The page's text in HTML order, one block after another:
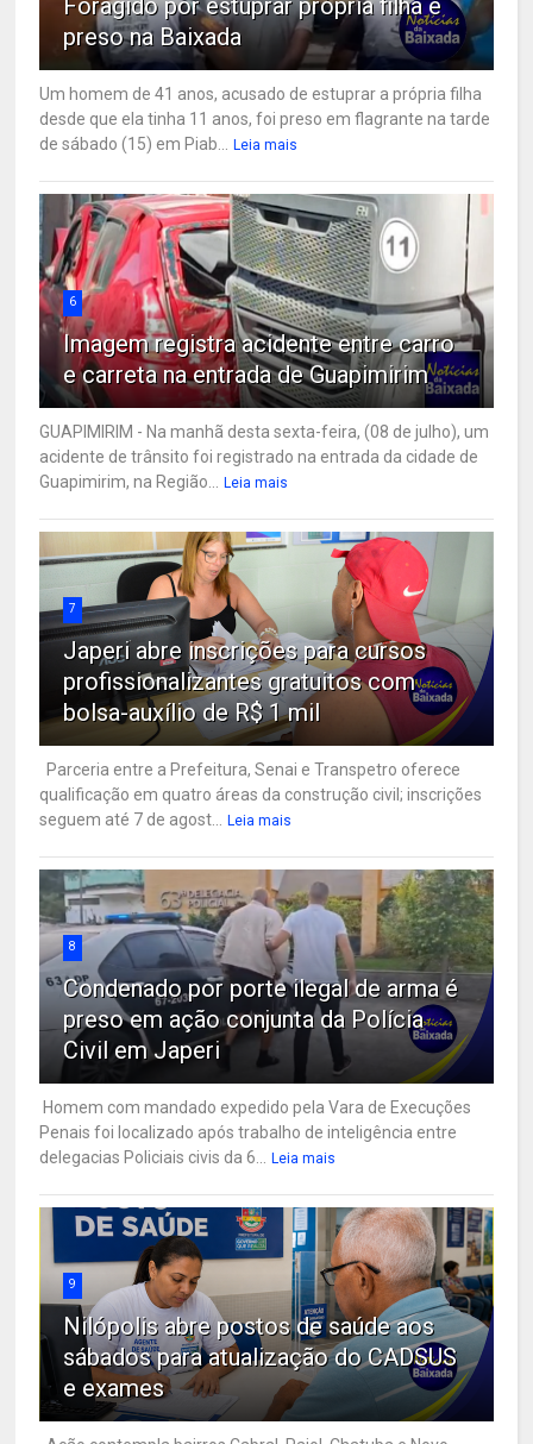
preso na Baixada
Um homem de 41 anos, acusado de estuprar a própria filha
desde que ela tinha 11 anos, foi preso em flagrante na tarde
de sábado (15) em Piab...
Leia mais
6
Imagem registra acidente entre carro
e carreta na entrada de Guapimirim
GUAPIMIRIM - Na manhã desta sexta-feira, (08 de julho), um
acidente de trânsito foi registrado na entrada da cidade de
Guapimirim, na Região...
Leia mais
7
Japeri abre inscrições para cursos
profissionalizantes gratuitos com
bolsa-auxílio de R$ 1 mil
Parceria entre a Prefeitura, Senai e Transpetro oferece
qualificação em quatro áreas da construção civil; inscrições
seguem até 7 de agost...
Leia mais
8
Condenado por porte ilegal de arma é
preso em ação conjunta da Polícia
Civil em Japeri
Homem com mandado expedido pela Vara de Execuções
Penais foi localizado após trabalho de inteligência entre
delegacias Policiais civis da 6...
Leia mais
9
Nilópolis abre postos de saúde aos
sábados para atualização do CADSUS
e exames